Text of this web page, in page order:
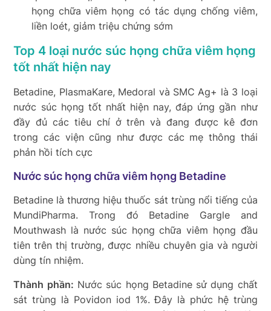
họng chữa viêm họng có tác dụng chống viêm,
liền loét, giảm triệu chứng sớm
Top 4 loại nước súc họng chữa viêm họng
tốt nhất hiện nay
Betadine, PlasmaKare, Medoral và SMC Ag+ là 3 loại
nước súc họng tốt nhất hiện nay, đáp ứng gần như
đầy đủ các tiêu chí ở trên và đang được kê đơn
trong các viện cũng như được các mẹ thông thái
phản hồi tích cực
Nước súc họng chữa viêm họng Betadine
Betadine là thương hiệu thuốc sát trùng nổi tiếng của
MundiPharma. Trong đó Betadine Gargle and
Mouthwash là nước súc họng chữa viêm họng đầu
tiên trên thị trường, được nhiều chuyên gia và người
dùng tín nhiệm.
Thành phần: Nước súc họng Betadine sử dụng chất
sát trùng là Povidon iod 1%. Đây là phức hệ trùng